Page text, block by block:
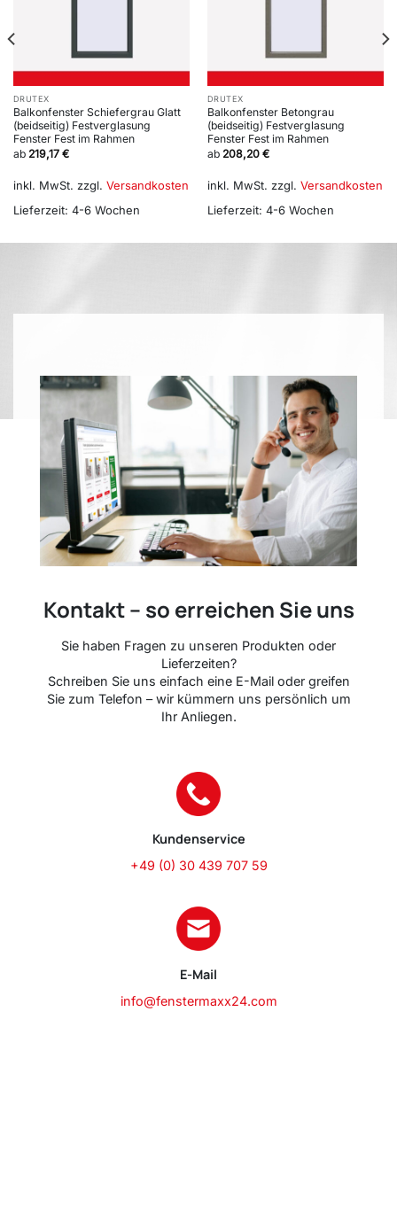
DRUTEX
Balkonfenster Schiefergrau Glatt
(beidseitig) Festverglasung
Fenster Fest im Rahmen
ab 219,17 €
inkl. MwSt. zzgl. Versandkosten
Lieferzeit: 4-6 Wochen
DRUTEX
Balkonfenster Betongrau
(beidseitig) Festverglasung
Fenster Fest im Rahmen
ab 208,20 €
inkl. MwSt. zzgl. Versandkosten
Lieferzeit: 4-6 Wochen
Kontakt – so erreichen Sie uns
Sie haben Fragen zu unseren Produkten oder
Lieferzeiten?
Schreiben Sie uns einfach eine E-Mail oder greifen
Sie zum Telefon – wir kümmern uns persönlich um
Ihr Anliegen.
Kundenservice
+49 (0) 30 439 707 59
E-Mail
info@fenstermaxx24.com